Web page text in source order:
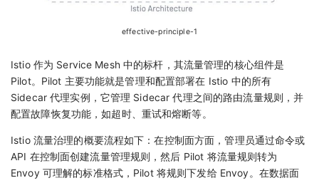
effective-principle-1
Istio 作为 Service Mesh 中的标杆，其流量管理的核心组件是
Pilot。Pilot 主要功能就是管理和配置部署在 Istio 中的所有
Sidecar 代理实例，它管理 Sidecar 代理之间的路由流量规则，并
配置故障恢复功能，如超时、重试和熔断等。
Istio 流量治理的概要流程如下：在控制面方面，管理员通过命令或
API 在控制面创建流量管理规则，然后 Pilot 将流量规则转为
Envoy 可理解的标准格式，Pilot 将规则下发给 Envoy。在数据面